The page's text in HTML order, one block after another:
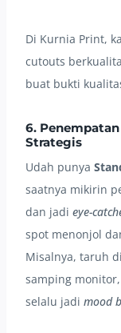
Di Kurnia Print,
cutouts
buat bukti
6.
Strategis
Udah punya
saatnya mikirin
dan jadi eye-
spot menonjol
Misalnya, taruh
samping
selalu jadi mood